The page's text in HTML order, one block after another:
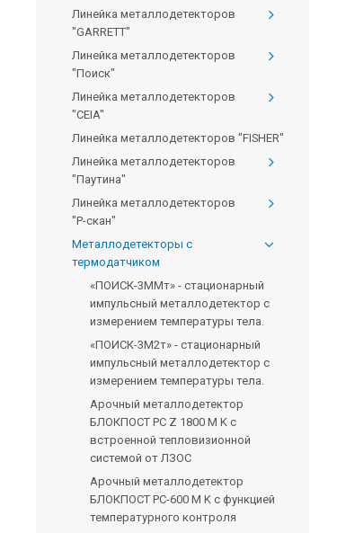
Линейка металлодетекторов
"GARRETT"
Линейка металлодетекторов
"Поиск"
Линейка металлодетекторов
"CEIA"
Линейка металлодетекторов "FISHER"
Линейка металлодетекторов
"Паутина"
Линейка металлодетекторов
"Р-скан"
Металлодетекторы с
термодатчиком
«ПОИСК-3ММт» - стационарный
импульсный металлодетектор с
измерением температуры тела.
«ПОИСК-3М2т» - стационарный
импульсный металлодетектор с
измерением температуры тела.
Арочный металлодетектор
БЛОКПОСТ PC Z 1800 M K с
встроенной тепловизионной
системой от ЛЗОС
Арочный металлодетектор
БЛОКПОСТ PC-600 M K с функцией
температурного контроля